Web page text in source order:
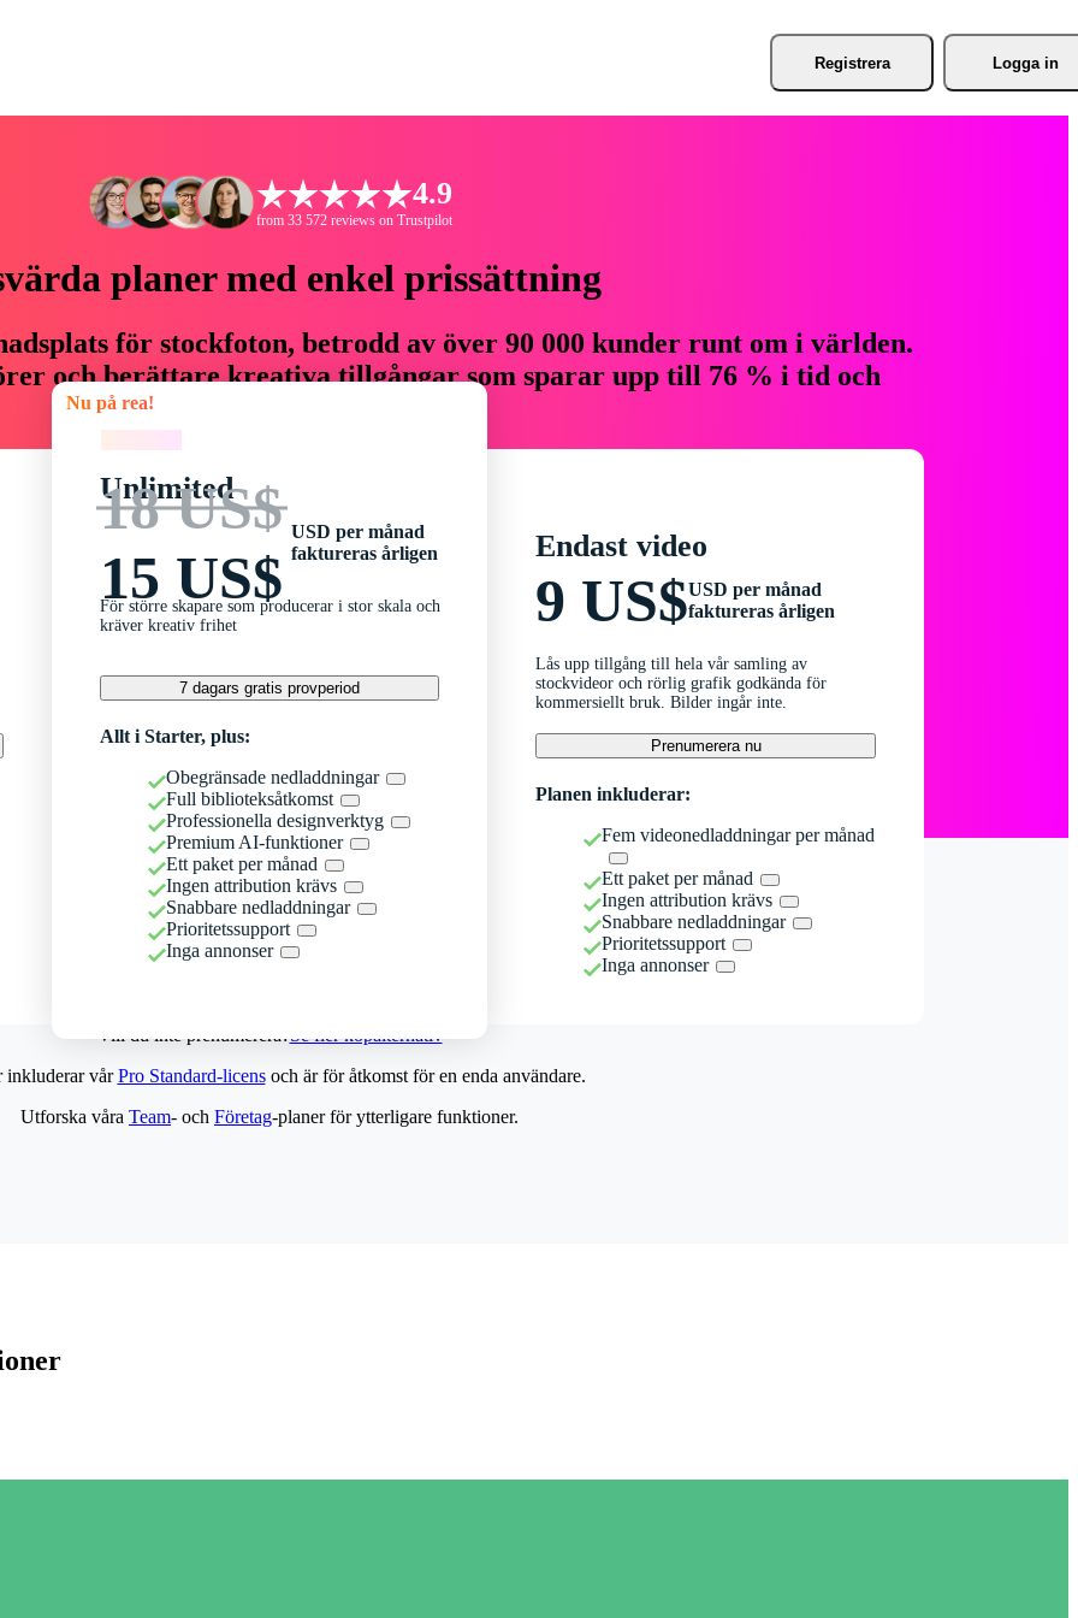
Registrera Logga in
4.9
from 33 572 reviews on Trustpilot
planer med enkel prissättning
för stockfoton, betrodd av över 90 000 kunder runt om i världen.
och berättare kreativa tillgångar som sparar upp till 76 % i tid och
Nu på rea!
Unlimited
18 US$
15 US$
USD per månad
faktureras årligen
För större skapare som producerar i stor skala och
kräver kreativ frihet
7 dagars gratis provperiod
Allt i Starter, plus:
Obegränsade nedladdningar
Full biblioteksåtkomst
Professionella designverktyg
Premium AI-funktioner
Ett paket per månad
Ingen attribution krävs
Snabbare nedladdningar
Prioritetssupport
Inga annonser
Endast video
9 US$USD per månad
faktureras årligen
Lås upp tillgång till hela vår samling av
stockvideor och rörlig grafik godkända för
kommersiellt bruk. Bilder ingår inte.
Prenumerera nu
Planen inkluderar:
Fem videonedladdningar per månad
Ett paket per månad
Ingen attribution krävs
Snabbare nedladdningar
Prioritetssupport
Inga annonser
Vill du inte prenumerera?Se fler köpalternativ
inkluderar vårPro Standard-licensoch är för åtkomst för en enda användare.
Utforska våra Team- och Företag-planer för ytterligare funktioner.